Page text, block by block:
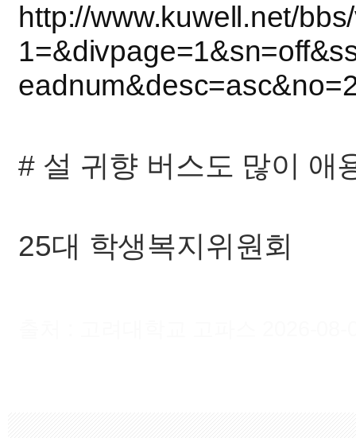
http://www.kuwell.net/
# 설 귀향 버스도 많이 애
25대 학생복지위원회